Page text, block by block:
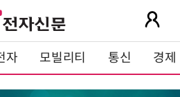
자 모빌리티 통신 경제